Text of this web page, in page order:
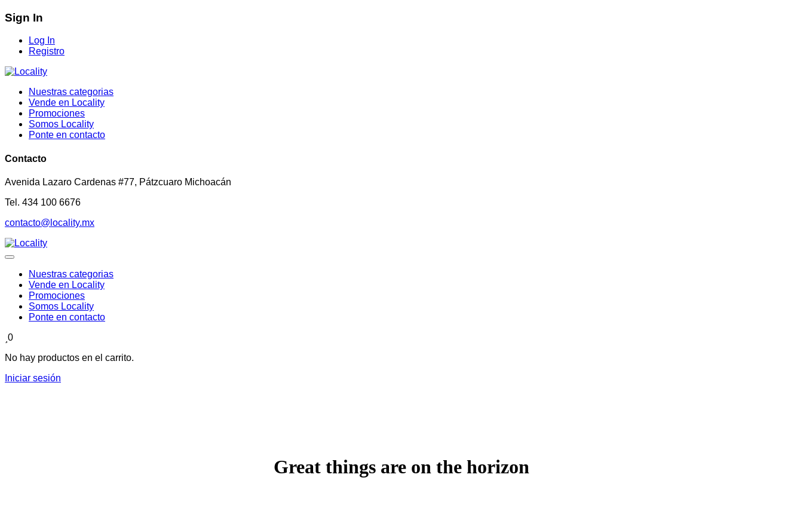
Sign In
Log In
Registro
Nuestras categorias
Vende en Locality
Promociones
Somos Locality
Ponte en contacto
Contacto
Avenida Lazaro Cardenas #77, Pátzcuaro Michoacán
Tel. 434 100 6676
contacto@locality.mx
Nuestras categorias
Vende en Locality
Promociones
Somos Locality
Ponte en contacto
0
No hay productos en el carrito.
Iniciar sesión
Great things are on the horizon